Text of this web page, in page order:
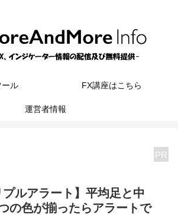
ル FX講座はこちら
運営者情報
PR
プルアラート】平均足と中
の色が揃ったらアラートで